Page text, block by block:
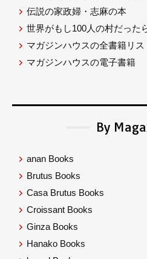
伝説の家政婦・志麻の本
世界がもし100人の村だった
マガジンハウスの全書籍リス
マガジンハウスの電子書籍
By
anan Books
Brutus Books
Casa Brutus Books
Croissant Books
Ginza Books
Hanako Books